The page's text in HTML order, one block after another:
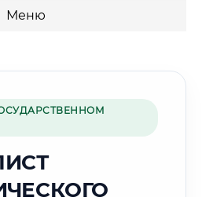
Меню
🌲